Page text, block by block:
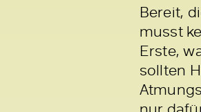
Bereit,
musst
Erste,
sollten